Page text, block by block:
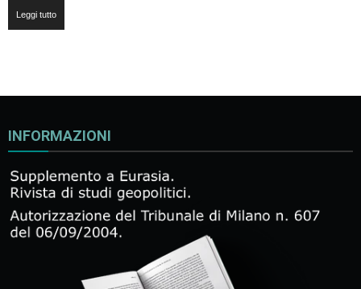
Leggi tutto
INFORMAZIONI